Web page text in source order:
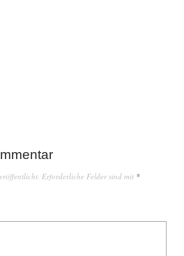
Erforderliche Felder sind mit *